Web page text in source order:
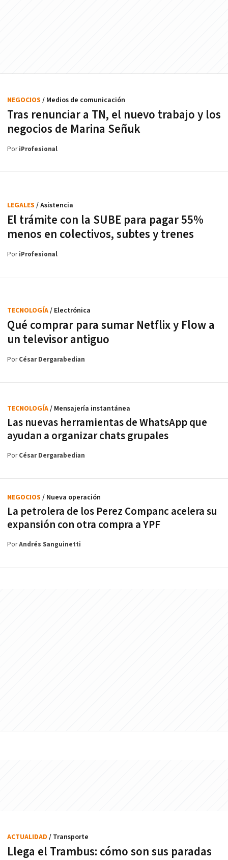
Tras renunciar a TN, el nuevo trabajo y los
negocios de Marina Señuk
NEGOCIOS / Medios de comunicación
PoriProfesional
El trámite con la SUBE para pagar 55%
menos en colectivos, subtes y trenes
LEGALES / Asistencia
PoriProfesional
Qué comprar para sumar Netflix y Flow a
un televisor antiguo
TECNOLOGÍA/ Electrónica
PorCésar Dergarabedian
Las nuevas herramientas de WhatsApp que
ayudan a organizar chats grupales
TECNOLOGÍA/ Mensajería instantánea
PorCésar Dergarabedian
La petrolera de los Perez Companc acelera su
expansión con otra compra a YPF
NEGOCIOS / Nueva operación
PorAndrés Sanguinetti
Llega el Trambus: cómo son sus paradas
ACTUALIDAD / Transporte